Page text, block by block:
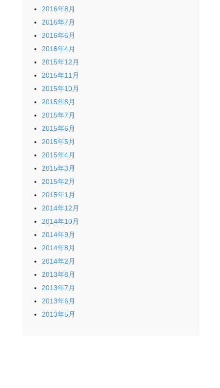
2016年8月
2016年7月
2016年6月
2016年4月
2015年12月
2015年11月
2015年10月
2015年8月
2015年7月
2015年6月
2015年5月
2015年4月
2015年3月
2015年2月
2015年1月
2014年12月
2014年10月
2014年9月
2014年8月
2014年2月
2013年8月
2013年7月
2013年6月
2013年5月